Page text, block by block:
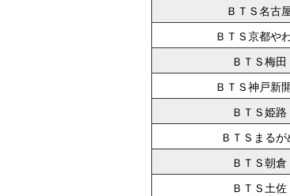
ＢＴＳ名古
ＢＴＳ京都や
ＢＴＳ梅田
ＢＴＳ神戸新
ＢＴＳ姫路
ＢＴＳまるが
ＢＴＳ朝倉
ＢＴＳ土佐